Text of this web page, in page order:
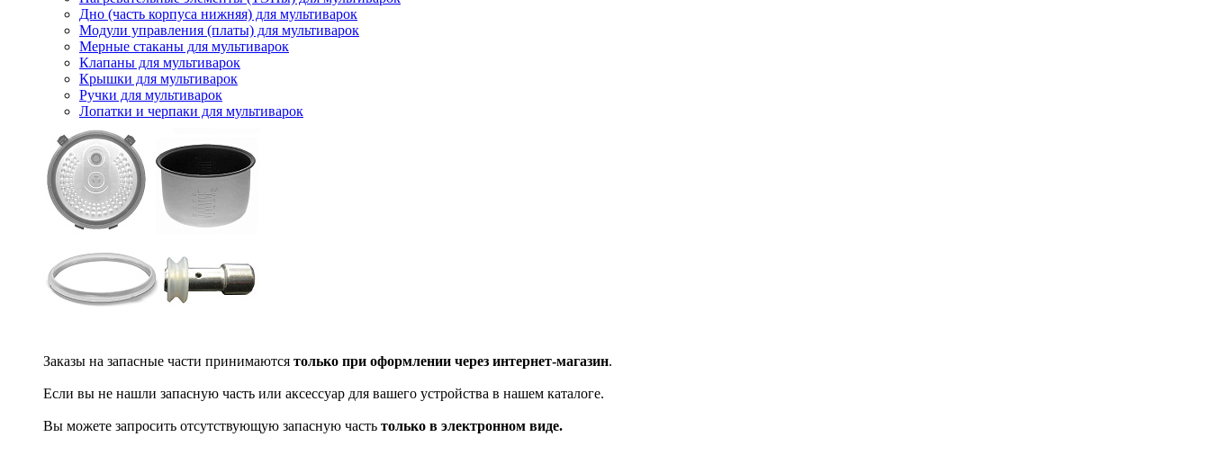
Дно (часть корпуса нижняя) для мультиварок
Модули управления (платы) для мультиварок
Мерные стаканы для мультиварок
Клапаны для мультиварок
Крышки для мультиварок
Ручки для мультиварок
Лопатки и черпаки для мультиварок
Заказы на запасные части принимаются только при оформлении через интернет-магазин.
Если вы не нашли запасную часть или аксессуар для вашего устройства в нашем каталоге.
Вы можете запросить отсутствующую запасную часть только в электронном виде.